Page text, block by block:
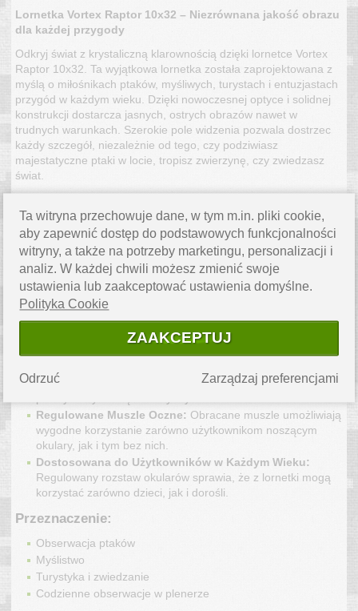
Lornetka Vortex Raptor 10x32 – Niezrównana jakość obrazu
dla każdej przygody
Odkryj świat z krystaliczną klarownością dzięki lornetce Vortex
Raptor 10x32. Ta wyjątkowa lornetka została zaprojektowana z
myślą o miłośnikach ptaków, myśliwych, turystach i entuzjastach
przygód w każdym wieku. Dzięki nowoczesnej optyce i solidnej
konstrukcji dostarcza jasnych, ostrych obrazów nawet w
trudnych warunkach. Szerokie pole widzenia pozwala dostrzec
każdy szczegół, niezależnie od tego, czy podziwiasz
majestatyczne ptaki w locie, tropisz zwierzynę, czy zwiedzasz
świat.
Wielowarstwowa Optyka:
Powłoka antyrefleksyjna
zwiększa transmisję światła, zapewniając jasne i wyraziste
obrazy nawet przy słabym oświetleniu.
Pryzmat Porro: Gwarantuje trójwymiarowe odwzorowanie
obrazu oraz szeroki kąt widzenia, idealny do obserwacji
rozległych krajobrazów.
Wodoodporność i Odporność na Roszenie: Dzięki
uszczelkom i wypełnieniu azotem lornetka jest odporna na
Solidna Konstrukcja:
Gumowana obudowa zapewnia
Regulowane Muszle Oczne: Obracane muszle umożliwiają
wygodne korzystanie zarówno użytkownikom noszącym
okulary, jak i tym bez nich.
Dostosowana do Użytkowników w Każdym Wieku:
Regulowany rozstaw okularów sprawia, że z lornetki mogą
korzystać zarówno dzieci, jak i dorośli.
Przeznaczenie:
Obserwacja ptaków
Myślistwo
Turystyka i zwiedzanie
Codzienne obserwacje w plenerze
Ta witryna przechowuje dane, w tym m.in. pliki cookie,
aby zapewnić dostęp do podstawowych funkcjonalności
witryny, a także na potrzeby marketingu, personalizacji i
analiz. W każdej chwili możesz zmienić swoje
ustawienia lub zaakceptować ustawienia domyślne.
Polityka Cookie
ZAAKCEPTUJ
Zarządzaj preferencjami
Odrzuć